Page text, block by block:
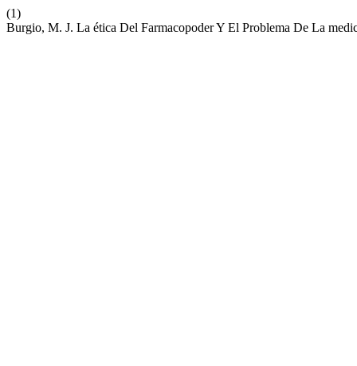
(1)
Burgio, M. J. La ética Del Farmacopoder Y El Problema De La